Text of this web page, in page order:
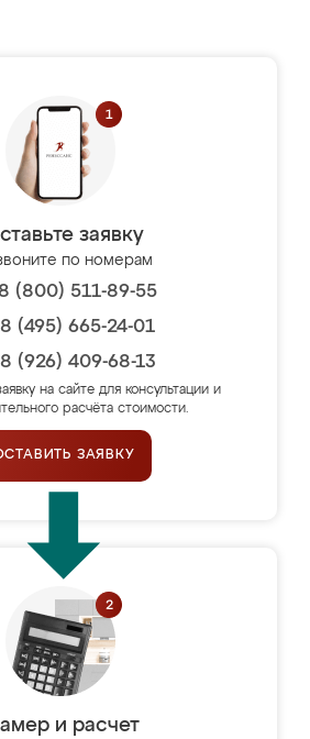
заявку
по номерам
(800) 511-89-55
8 (495) 665-24-01
8 (926) 409-68-13
на сайте для консультации и
расчёта стоимости.
ЗАЯВКУ
и расчет